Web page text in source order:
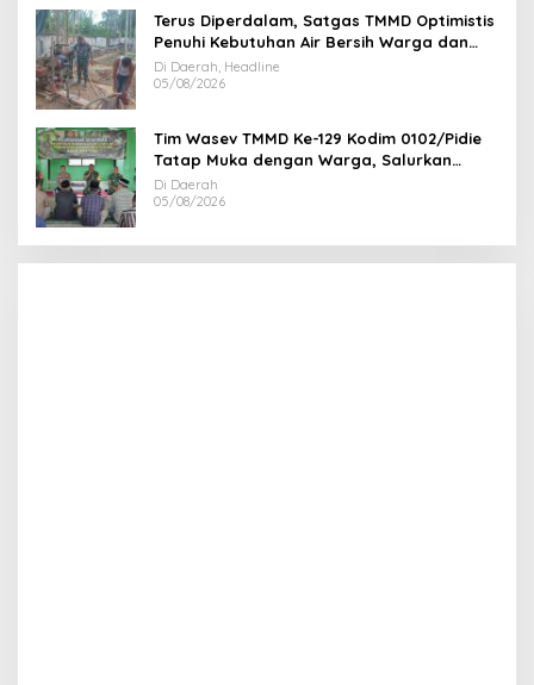
Terus Diperdalam, Satgas TMMD Optimistis
Penuhi Kebutuhan Air Bersih Warga dan
Masjid
Di Daerah, Headline
05/08/2026
Tim Wasev TMMD Ke-129 Kodim 0102/Pidie
Tatap Muka dengan Warga, Salurkan
Bantuan Sembako
Di Daerah
05/08/2026